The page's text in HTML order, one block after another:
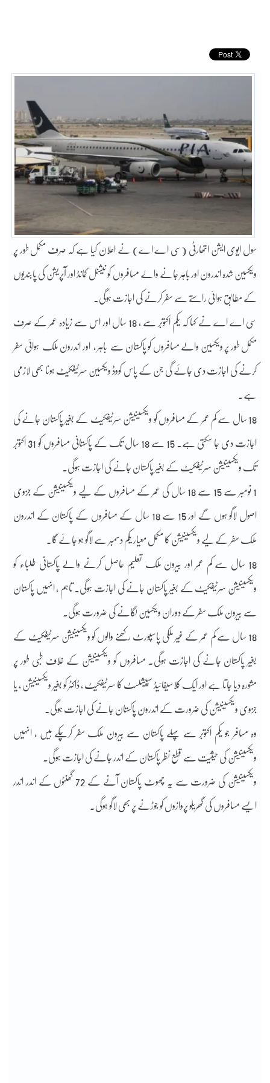
سول ایوی ایشن اتھارٹی (سی اے اے) نے اعلان کیا ہے کہ صرف مکمل طور پر
ویکسین شدہ اندرون اور باہر جانے والے مسافروں کو نیشنل کمانڈ اور آپریشن کی پابندیوں
کے مطابق ہوائی راستے سے سفر کرنے کی اجازت ہوگی۔
سی اے اے نے کہا کہ یکم اکتوبر سے ، 18 سال اور اس سے زیادہ عمر کے صرف
مکمل طور پر ویکسین والے مسافروں کو پاکستان سے باہر ، اور اندرون ملک ہوائی سفر
کرنے کی اجازت دی جائے گی جن کے پاس کووڈ ویکسین سرٹیفکیٹ ہونا بھی لازمی
ہے۔
18 سال سے کم عمر کے مسافروں کو ویکسینیشن سرٹیفکیٹ کے بغیر پاکستان جانے کی
اجازت دی جا سکتی ہے۔ 15 سے 18 سال تک کے پاکستانی مسافروں کو 31 اکتوبر
تک ویکسینیشن سرٹیفکیٹ کے بغیر پاکستان جانے کی اجازت ہوگی۔
1 نومبر سے 15 سے 18 سال کی عمر کے مسافروں کے لیے ویکسینیشن کے جزوی
اصول لاگو ہوں گے اور 15 سے 18 سال کے مسافروں کے پاکستان کے اندرون
ملک سفر کے لیے ویکسینیشن کا مکمل معیار یکم دسمبر سے لاگو ہو جائے گا۔
18 سال سے کم عمر اور بیرون ملک تعلیم حاصل کرنے والے پاکستانی طلباء کو
ویکسینیشن سرٹیفکیٹ کے بغیر پاکستان جانے کی اجازت ہوگی۔ تاہم ، انہیں پاکستان
سے بیرون ملک سفر کے دوران ویکسین لگانے کی ضرورت ہوگی۔
18 سال سے کم عمر کے غیر ملکی پاسپورٹ رکھنے والوں کو ویکسینیشن سرٹیفکیٹ کے
بغیر پاکستان جانے کی اجازت ہوگی۔ مسافروں کو ویکسینیشن کے خلاف طبی طور پر
مشورہ دیا جاتا ہے اور ایک کلاسیفائیڈ سپیشلسٹ کا سرٹیفکیٹ ، ڈاکٹر کو بغیر ویکسینیشن ، یا
جزوی ویکسینیشن کی ضرورت کے اندرون پاکستان جانے کی اجازت ہوگی۔
وہ مسافر جو یکم اکتوبر سے پہلے پاکستان سے بیرون ملک سفر کرچکے ہیں ، انہیں
ویکسینیشن کی حیثیت سے قطع نظر پاکستان کے اندر جانے کی اجازت ہوگی۔
ویکسینیشن کی ضرورت سے یہ چھوٹ پاکستان آنے کے 72 گھنٹوں کے اندر اندر
ایسے مسافروں کی گھریلو پروازوں کو جوڑنے پر بھی لاگو ہوگی۔